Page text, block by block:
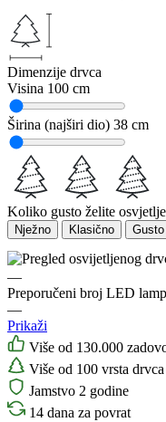
Dimenzije drvca
Visina 100 cm
Širina (najširi dio) 38 cm
Koliko gusto želite
Nježno Klasično Gusto
—
Preporučeni broj LED
—
Prikaži
Više od 130.000
Više od 100 vrsta drvca
Jamstvo 2 godine
14 dana za povrat